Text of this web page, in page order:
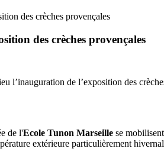
des crèches provençales
des crèches provençales
l’inauguration de l’exposition des
de l'Ecole Tunon Marseille se
extérieure particulièrement